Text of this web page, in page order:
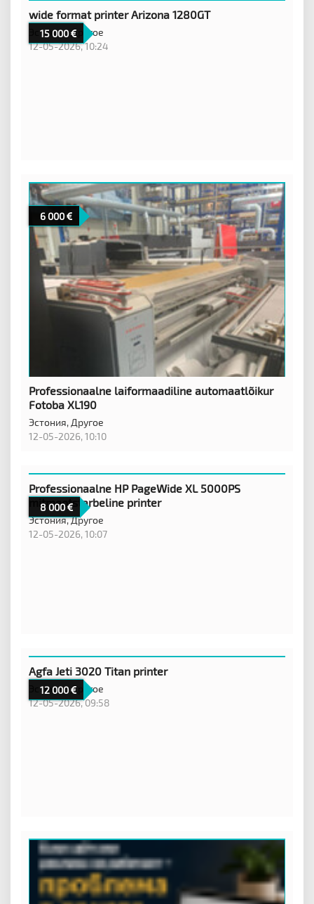
15 000
wide format printer Arizona 1280GT
Эстония,Другое
12-05-2026, 10:24
6 000
Professionaalne laiformaadiline automaatlõikur
Fotoba XL190
Эстония, Другое
12-05-2026, 10:10
8 000
Professionaalne HP PageWide XL 5000PS
mitmeotstarbeline printer
Эстония,Другое
12-05-2026, 10:07
12 000
Agfa Jeti 3020 Titan printer
Эстония,Другое
12-05-2026, 09:58